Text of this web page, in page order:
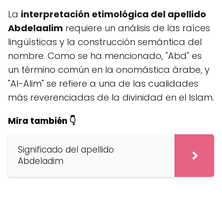
La interpretación etimológica del apellido
Abdelaalim requiere un análisis de las raíces
lingüísticas y la construcción semántica del
nombre. Como se ha mencionado, "Abd" es
un término común en la onomástica árabe, y
"Al-Alim" se refiere a una de las cualidades
más reverenciadas de la divinidad en el Islam.
Mira también 👇
Significado del apellido
Abdeladim